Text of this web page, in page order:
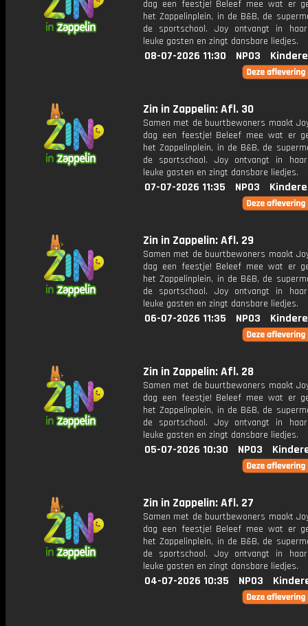
dag een feestje! Beleef mee wat er
het Zappelinplein, in de B&B, de
de sportschool. Joy ontvangt in
leuke gasten en zingt dansbare liedjes.
08-07-2026 11:30 NPO3
Zin in Zappelin: Afl. 30
Samen met de buurtbewoners maakt
dag een feestje! Beleef mee wat er
het Zappelinplein, in de B&B, de
de sportschool. Joy ontvangt in
leuke gasten en zingt dansbare liedjes.
07-07-2026 11:35 NPO3
Zin in Zappelin: Afl. 29
Samen met de buurtbewoners maakt
dag een feestje! Beleef mee wat er
het Zappelinplein, in de B&B, de
de sportschool. Joy ontvangt in
leuke gasten en zingt dansbare liedjes.
06-07-2026 11:35 NPO3
Zin in Zappelin: Afl. 28
Samen met de buurtbewoners maakt
dag een feestje! Beleef mee wat er
het Zappelinplein, in de B&B, de
de sportschool. Joy ontvangt in
leuke gasten en zingt dansbare liedjes.
05-07-2026 10:30 NPO3
Zin in Zappelin: Afl. 27
Samen met de buurtbewoners maakt
dag een feestje! Beleef mee wat er
het Zappelinplein, in de B&B, de
de sportschool. Joy ontvangt in
leuke gasten en zingt dansbare liedjes.
04-07-2026 10:35 NPO3